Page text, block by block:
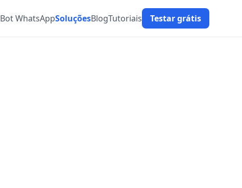
Bot WhatsAppSoluçõesBlogTutoriais Testar grátis